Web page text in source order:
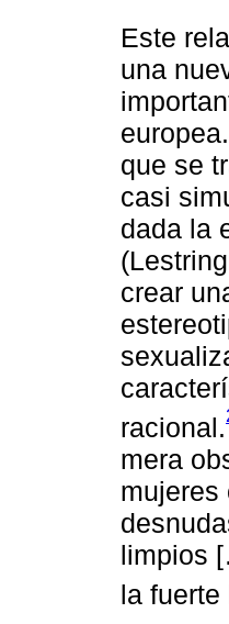
Este
una
que se
casi
dada la
crear
racional.
mera
mujeres
limpios
la fuerte